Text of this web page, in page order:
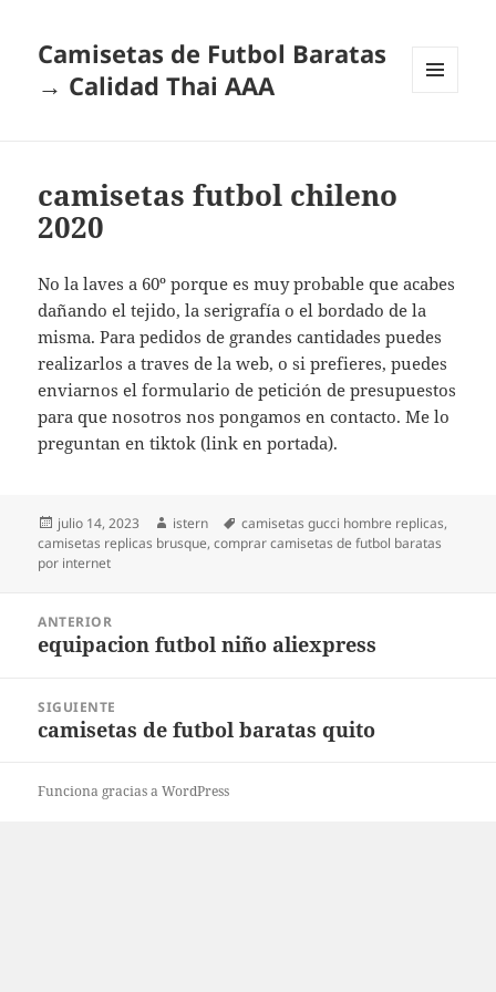
Camisetas de Futbol Baratas
→ Calidad Thai AAA
camisetas futbol chileno
2020
No la laves a 60º porque es muy probable que acabes
dañando el tejido, la serigrafía o el bordado de la
misma. Para pedidos de grandes cantidades puedes
realizarlos a traves de la web, o si prefieres, puedes
enviarnos el formulario de petición de presupuestos
para que nosotros nos pongamos en contacto. Me lo
preguntan en tiktok (link en portada).
Publicado
el
julio 14, 2023 Autor
istern Etiquetas
camisetas gucci hombre replicas,
camisetas replicas brusque,comprar camisetas de futbol baratas
por internet
entradas
ANTERIOR
Entrada
equipacion futbol niño aliexpress
SIGUIENTE
Entrada
camisetas de futbol baratas quito
Funciona gracias a WordPress